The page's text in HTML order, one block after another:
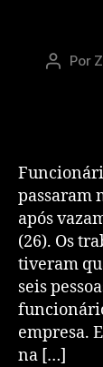
Por
passaram
após
(26). Os
tiveram
seis
empresa.
na […]